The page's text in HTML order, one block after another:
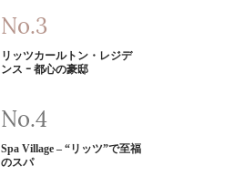
リッツカールトン・レジデ
ンス ｰ 都心の豪邸
Spa Village – “リッツ”で至福
のスパ